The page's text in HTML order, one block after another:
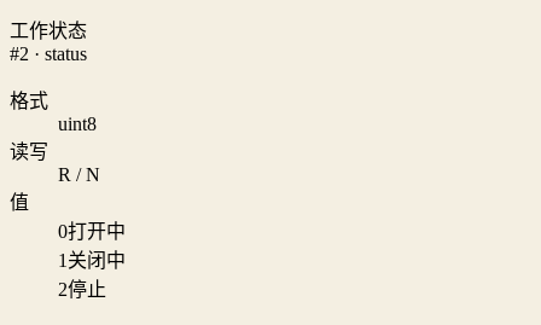
工作状态
#2 · status
格式
uint8
读写
R / N
值
0打开中
1 关闭中
2停止